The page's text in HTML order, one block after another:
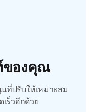
ของคุณ
ที่ปรับให้เหมาะสม
ร็วอีกด้วย